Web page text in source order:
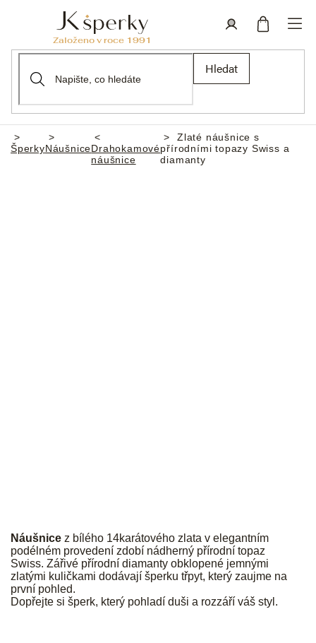
Hledat
Domů
ŠperkyNáušniceDrahokamové
náušnice
Zlaté náušnice s
přírodními topazy Swiss a
diamanty
Náušnice z bílého 14karátového zlata v elegantním
podélném provedení zdobí nádherný přírodní topaz
Swiss. Zářivé přírodní diamanty obklopené jemnými
zlatými kuličkami dodávají šperku třpyt, který zaujme na
první pohled.
Dopřejte si šperk, který pohladí duši a rozzáří váš styl.